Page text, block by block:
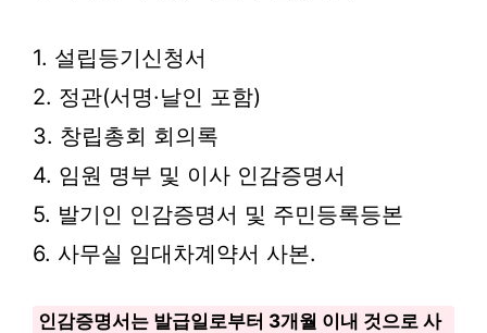
1. 설립등기신청서
2. 정관(서명·날인 포함)
3. 창립총회 회의록
4. 임원 명부 및 이사 인감증명서
5. 발기인 인감증명서 및 주민등록등본
6. 사무실 임대차계약서 사본.
인감증명서는 발급일로부터 3개월 이내 것으로 사